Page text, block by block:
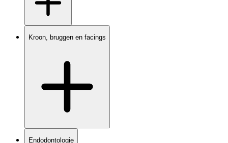
Kroon, bruggen en facings
Endodontologie